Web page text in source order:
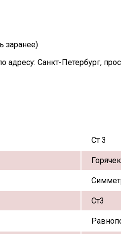
заранее)
адресу: Санкт-Петербург,
Ст 3
Ст3